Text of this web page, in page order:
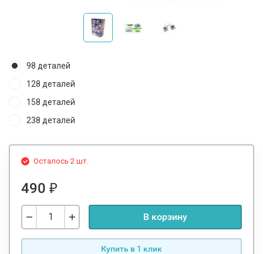
98 деталей
128 деталей
158 деталей
238 деталей
Осталось 2 шт.
490 ₽
В корзину
Купить в 1 клик